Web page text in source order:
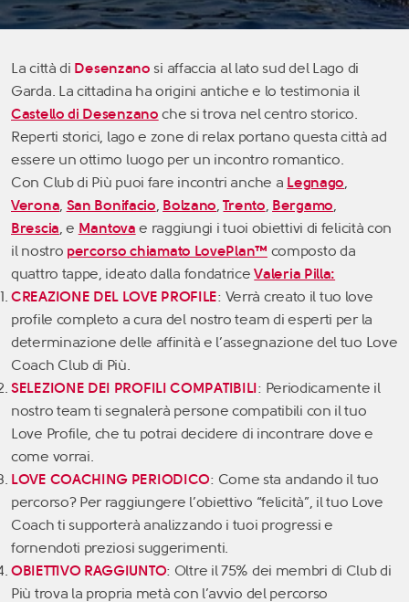
La città di Desenzano si affaccia al lato sud del Lago di
Garda. La cittadina ha origini antiche e lo testimonia il
Castello di Desenzano che si trova nel centro storico.
Reperti storici, lago e zone di relax portano questa città ad
essere un ottimo luogo per un incontro romantico.
Con Club di Più puoi fare incontri anche a Legnago
Verona San Bonifacio Bolzano ,Trento Bergamo
Brescia , e Mantova e raggiungi i tuoi obiettivi di felicità con
il nostro percorso chiamato LovePlan™ composto da
quattro tappe, ideato dalla fondatriceValeria Pilla:
CREAZIONE DEL LOVE PROFILE: Verrà creato il tuo love
profile completo a cura del nostro team di esperti per la
determinazione delle affinità e l’assegnazione del tuo Love
Coach Club di Più.
SELEZIONE DEI PROFILI COMPATIBILI: Periodicamente il
nostro team ti segnalerà persone compatibili con il tuo
Love Profile, che tu potrai decidere di incontrare dove e
come vorrai.
LOVE COACHING PERIODICO: Come sta andando il tuo
percorso? Per raggiungere l’obiettivo “felicità”, il tuo Love
Coach ti supporterà analizzando i tuoi progressi e
fornendoti preziosi suggerimenti.
OBIETTIVO RAGGIUNTO: Oltre il 75% dei membri di Club di
Più trova la propria metà con l’avvio del percorso